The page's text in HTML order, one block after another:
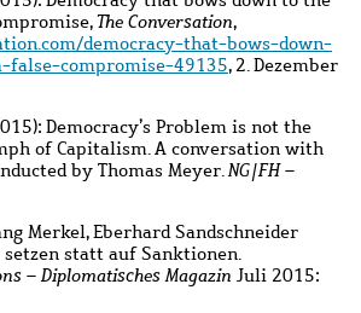
The Conversation,
democracy-that-bows-down-
compromise-49135, 2. Dezember
Democracy’s Problem is not the
of Capitalism. A conversation with
by Thomas Meyer.NG|FH –
Merkel, Eberhard Sandschneider
statt auf Sanktionen.
– Diplomatisches Magazin Juli 2015: